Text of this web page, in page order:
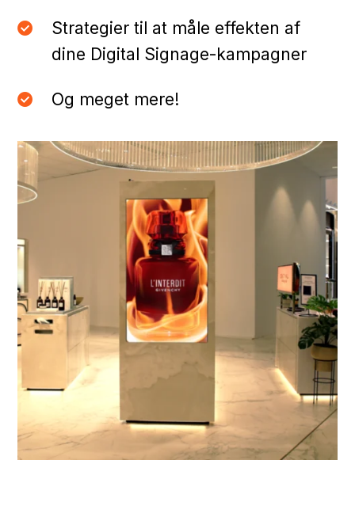
Strategier til at måle effekten af
dine Digital Signage-kampagner
Og meget mere!